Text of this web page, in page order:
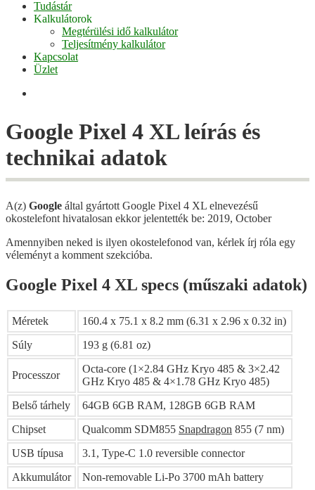
Tudástár
Kalkulátorok
Megtérülési idő kalkulátor
Teljesítmény kalkulátor
Kapcsolat
Üzlet
Google Pixel 4 XL leírás és
technikai adatok
A(z) Google által gyártott Google Pixel 4 XL elnevezésű
okostelefont hivatalosan ekkor jelentették be: 2019, October
Amennyiben neked is ilyen okostelefonod van, kérlek írj róla egy
véleményt a komment szekcióba.
Google Pixel 4 XL specs (műszaki adatok)
Méretek
160.4 x 75.1 x 8.2 mm (6.31 x 2.96 x 0.32 in)
Súly
193 g (6.81 oz)
Processzor
Octa-core (1×2.84 GHz Kryo 485 & 3×2.42
GHz Kryo 485 & 4×1.78 GHz Kryo 485)
Belső tárhely
64GB 6GB RAM, 128GB 6GB RAM
Chipset
Qualcomm SDM855 Snapdragon 855 (7 nm)
USB típusa
3.1, Type-C 1.0 reversible connector
Akkumulátor
Non-removable Li-Po 3700 mAh battery